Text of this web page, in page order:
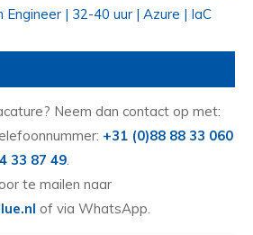
| 32-40 uur | Azure | IaC
Neem dan contact op met:
+31 (0)88 88 33 060
33 87 49.
te mailen naar
of via WhatsApp.